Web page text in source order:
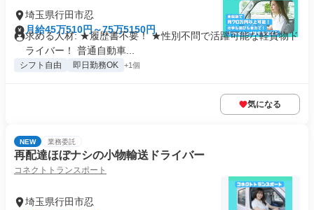
埼玉県行田市忍
月給45万510円～75万5150円
求める人材: ★履歴書不要！ ★性別不問で活躍可能な軽貨物ド
ライバー！ 普通自動車...
シフト自由 即日勤務OK +1個
気になる
NEW 業務委託
再配達ほぼナシの小物輸送ドライバー
コネクトトランスポート
埼玉県行田市忍